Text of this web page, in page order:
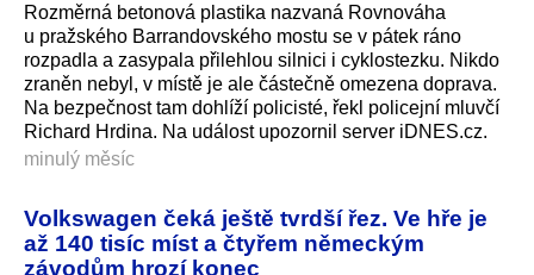
Rozměrná betonová plastika nazvaná Rovnováha
u pražského Barrandovského mostu se v pátek ráno
rozpadla a zasypala přilehlou silnici i cyklostezku. Nikdo
zraněn nebyl, v místě je ale částečně omezena doprava.
Na bezpečnost tam dohlíží policisté, řekl policejní mluvčí
Richard Hrdina. Na událost upozornil server iDNES.cz.
minulý měsíc
Volkswagen čeká ještě tvrdší řez. Ve hře je
až 140 tisíc míst a čtyřem německým
závodům hrozí konec